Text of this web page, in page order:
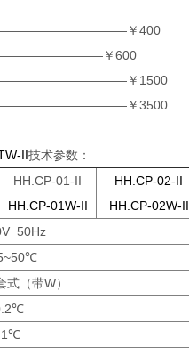
￥400
￥600
￥1500
￥3500
II技术参数：
HH.CP-01-II
HH.CP-01W-II
HH.CP-02-II
HH.CP-02W-II
50Hz
式（带W）